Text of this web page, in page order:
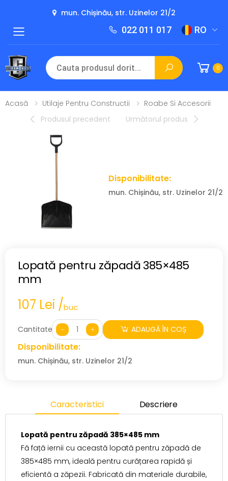
mun. Chișinău, str. Uzinelor 21/2
022 011 017 RO
Toggle mobile menu
0
Acasă Utilaje Pentru Constructii
Roabe Si Accesorii
Produsul precedent
Următorul produs
Disponibilitate:
mun. Chișinău, str. Uzinelor 21/2
Lopată pentru zăpadă 385×485
mm
107 Lei /buc
Cantitate: ADAUGĂ ÎN COȘ
Disponibilitate:
mun. Chișinău, str. Uzinelor 21/2
Caracteristici Descriere
Lopată pentru zăpadă 385×485 mm
Fă față iernii cu această lopată pentru zăpadă de
385×485 mm, ideală pentru curățarea rapidă și
eficientă a zăpezii. Fabricată din materiale durabile,